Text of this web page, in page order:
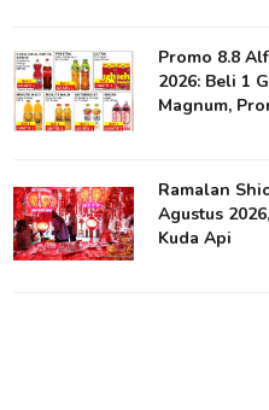
Promo 8.8
2026: Beli 1
Magnum,
Ramalan
Agustus
Kuda Api